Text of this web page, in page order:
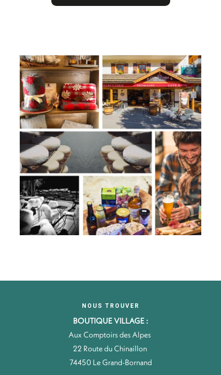
NOUS TROUVER
BOUTIQUE VILLAGE :
Aux Comptoirs des Alpes
22 Route du Chinaillon
74450 Le Grand-Bornand